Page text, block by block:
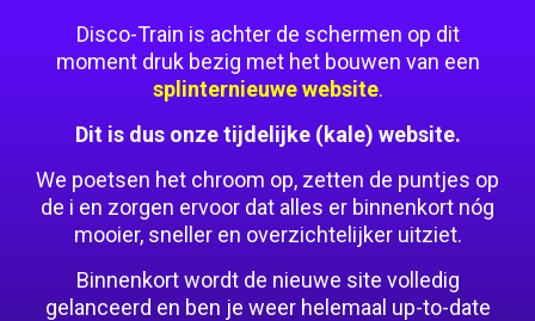
Disco-Train is achter de schermen op dit
moment druk bezig met het bouwen van een
splinternieuwe website.
Dit is dus onze tijdelijke (kale) website.
We poetsen het chroom op, zetten de puntjes op
de i en zorgen ervoor dat alles er binnenkort nóg
mooier, sneller en overzichtelijker uitziet.
Binnenkort wordt de nieuwe site volledig
gelanceerd en ben je weer helemaal up-to-date